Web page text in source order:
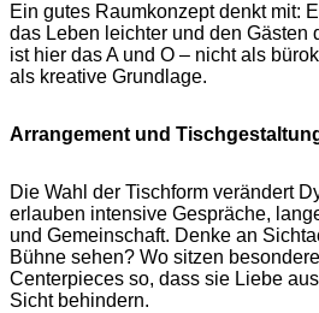
Ein gutes Raumkonzept denkt mit:
das Leben leichter und den Gästen
ist hier das A und O – nicht als
als kreative Grundlage.
Arrangement und
Die Wahl der Tischform verändert
erlauben intensive Gespräche,
und Gemeinschaft. Denke an
Bühne sehen? Wo sitzen
Centerpieces so, dass sie Liebe
Sicht behindern.